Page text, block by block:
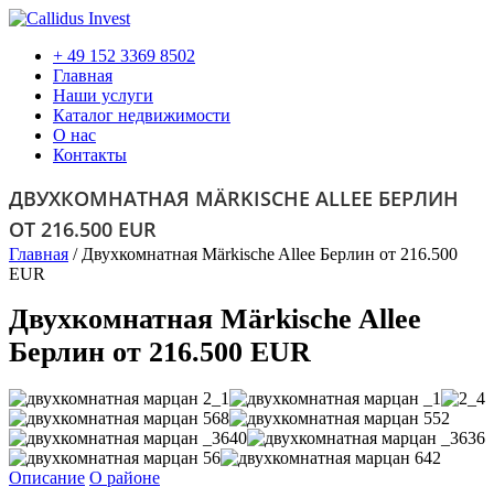
+ 49 152 3369 8502
Главная
Наши услуги
Каталог недвижимости
О нас
Контакты
ДВУХКОМНАТНАЯ MÄRKISCHE ALLEE БЕРЛИН
ОТ 216.500 EUR
Главная / Двухкомнатная Märkische Allee Берлин от 216.500
EUR
Двухкомнатная Märkische Allee
Берлин от 216.500 EUR
Описание О районе